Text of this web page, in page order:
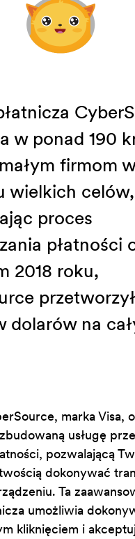
w ponad 190
firmom
wielkich celów,
proces
płatności
2018 roku,
dolarów na
marka Visa,
usługę
pozwalającą
dokonywać
Ta
umożliwia
kliknięciem i